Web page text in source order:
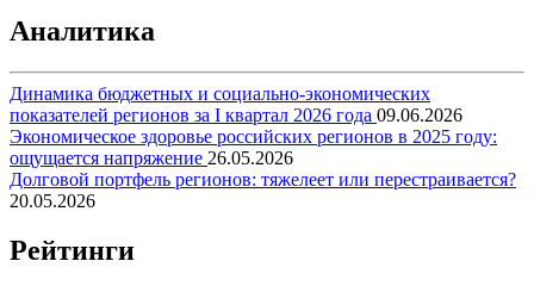
Аналитика
Динамика бюджетных и социально-экономических
показателей регионов за I квартал 2026 года 09.06.2026
Экономическое здоровье российских регионов в 2025 году:
ощущается напряжение 26.05.2026
Долговой портфель регионов: тяжелеет или перестраивается?
20.05.2026
Рейтинги